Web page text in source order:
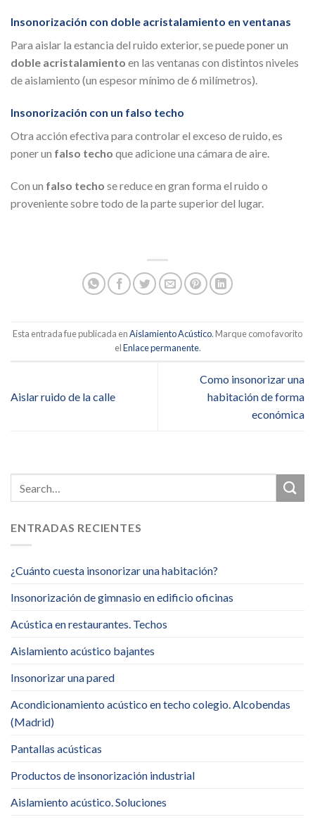
Insonorización con doble acristalamiento en ventanas
Para aislar la estancia del ruido exterior, se puede poner un
doble acristalamiento en las ventanas con distintos niveles
de aislamiento (un espesor mínimo de 6 milímetros).
Insonorización con un falso techo
Otra acción efectiva para controlar el exceso de ruido, es
poner un falso techo que adicione una cámara de aire.
Con un falso techo se reduce en gran forma el ruido o
proveniente sobre todo de la parte superior del lugar.
Esta entrada fue publicada enAislamiento Acústico. Marque como favorito
elEnlace permanente.
Aislar ruido de la calle
Como insonorizar una
habitación de forma
económica
ENTRADAS RECIENTES
¿Cuánto cuesta insonorizar una habitación?
Insonorización de gimnasio en edificio oficinas
Acústica en restaurantes. Techos
Aislamiento acústico bajantes
Insonorizar una pared
Acondicionamiento acústico en techo colegio. Alcobendas
(Madrid)
Pantallas acústicas
Productos de insonorización industrial
Aislamiento acústico. Soluciones